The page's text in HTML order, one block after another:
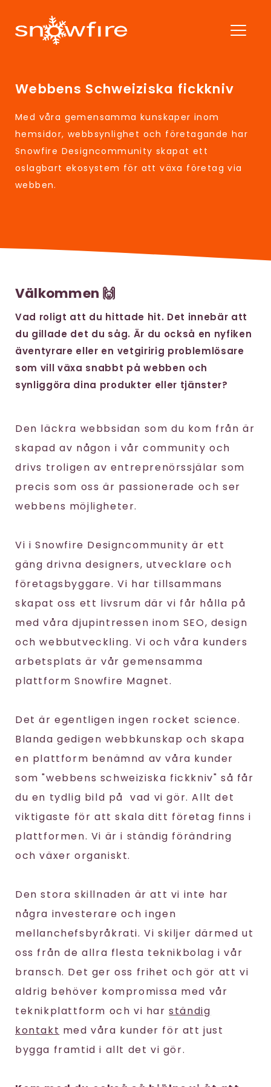
Webbens Schweiziska fickkniv
Med våra gemensamma kunskaper inom
hemsidor, webbsynlighet och företagande har
Snowfire Designcommunity skapat ett
oslagbart ekosystem för att växa företag via
webben.
Välkommen 🙌
Vad roligt att du hittade hit. Det innebär att
du gillade det du såg. Är du också en nyfiken
äventyrare eller en vetgiririg problemlösare
som vill växa snabbt på webben och
synliggöra dina produkter eller tjänster?
Den läckra webbsidan som du kom från är
skapad av någon i vår community och
drivs troligen av entreprenörssjälar som
precis som oss är passionerade och ser
webbens möjligheter.
Vi i Snowfire Designcommunity är ett
gäng drivna designers, utvecklare och
företagsbyggare. Vi har tillsammans
skapat oss ett livsrum där vi får hålla på
med våra djupintressen inom SEO, design
och webbutveckling. Vi och våra kunders
arbetsplats är vår gemensamma
plattform Snowfire Magnet.
Det är egentligen ingen rocket science.
Blanda gedigen webbkunskap och skapa
en plattform benämnd av våra kunder
som "webbens schweiziska fickkniv" så får
du en tydlig bild på vad vi gör. Allt det
viktigaste för att skala ditt företag finns i
plattformen. Vi är i ständig förändring
och växer organiskt.
Den stora skillnaden är att vi inte har
några investerare och ingen
mellanchefsbyråkrati. Vi skiljer därmed ut
oss från de allra flesta teknikbolag i vår
bransch. Det ger oss frihet och gör att vi
aldrig behöver kompromissa med vår
teknikplattform och vi harständig
kontakt med våra kunder för att just
bygga framtid i allt det vi gör.